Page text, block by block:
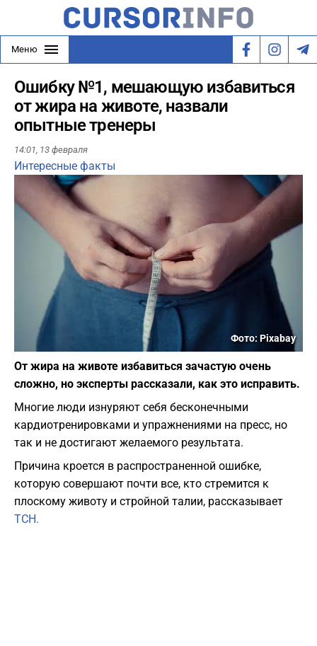
Меню
Ошибку №1, мешающую избавиться
от жира на животе, назвали
опытные тренеры
14:01, 13 февраля
Интересные факты
Фото: Pixabay
От жира на животе избавиться зачастую очень
сложно, но эксперты рассказали, как это исправить.
Многие люди изнуряют себя бесконечными
кардиотренировками и упражнениями на пресс, но
так и не достигают желаемого результата.
Причина кроется в распространенной ошибке,
которую совершают почти все, кто стремится к
плоскому животу и стройной талии, рассказывает
ТСН.